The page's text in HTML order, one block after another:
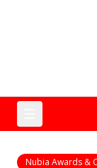
Nubia Awards &